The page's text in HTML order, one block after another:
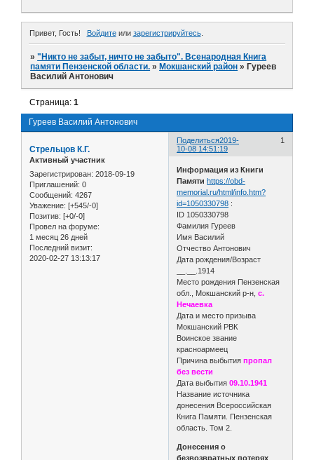
Привет, Гость! Войдитеили зарегистрируйтесь.
»"Никто не забыт, ничто не забыто". Всенародная Книга
памяти Пензенской области. » Мокшанский район » Гуреев
Василий Антонович
Гуреев Василий Антонович
Страница:1
Поделиться 1
2019-
10-08 14:51:19
Стрельцов К.Г.
Активный участник
Зарегистрирован: 2018-09-19
Приглашений: 0
Сообщений: 4267
Уважение: [+545/-0]
Позитив: [+0/-0]
Провел на форуме:
1 месяц 26 дней
Последний визит:
2020-02-27 13:13:17
Информация из Книги
Памяти https://obd-
memorial.ru/html/info.htm?
id=1050330798 :
ID 1050330798
Фамилия Гуреев
Имя Василий
Отчество Антонович
Дата рождения/Возраст
__.__.1914
Место рождения Пензенская
обл., Мокшанский р-н, с.
Нечаевка
Дата и место призыва
Мокшанский РВК
Воинское звание
красноармеец
Причина выбытияпропал
без вести
Дата выбытия 09.10.1941
Название источника
донесения Всероссийская
Книга Памяти. Пензенская
область. Том 2.
Донесения о
безвозвратных потерях